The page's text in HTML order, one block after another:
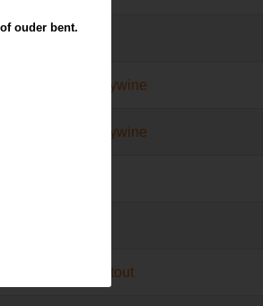
Engelse Barleywine
Engelse Barleywine
Dubbele Milkstout
ouder bent.